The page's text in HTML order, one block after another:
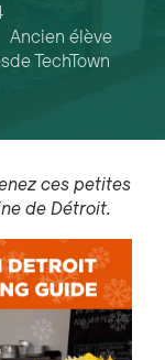
Ancien élève
de TechTown
ces petites
de Détroit.